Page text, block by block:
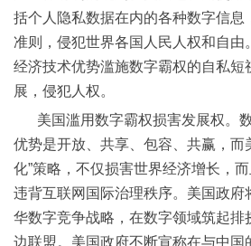
括个人隐私数据在内的各种数字信息
准则，侵犯世界各国人民人权和自由
经济技术优势滥施数字霸权的自私短
展，侵犯人权。
美国滥用数字霸权损害发展权。
优势是开放、共享、包容、共赢，而
化”策略，不仅损害世界经济增长，
违背互联网国际治理秩序。美国政府
华数字竞争战略，在数字领域筑起排
边联盟。美国政府不断宣称在与中国